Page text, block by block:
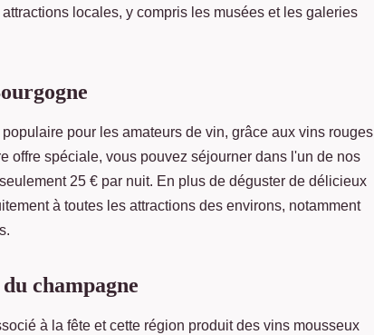
locales, y compris les musées et les galeries
pour les amateurs de vin, grâce aux vins rouges
offre spéciale, vous pouvez séjourner dans l'un de nos
25 € par nuit. En plus de déguster de délicieux
à toutes les attractions des environs, notamment
champagne
à la fête et cette région produit des vins mousseux